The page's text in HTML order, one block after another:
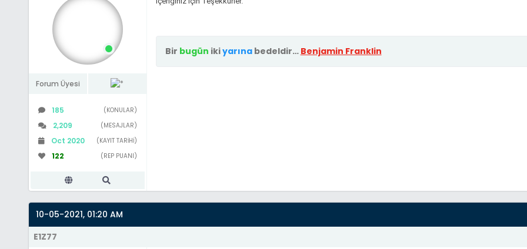
Forum Üyesi
185 (KONULAR)
2,209 (MESAJLAR)
Oct 2020 (KAYIT TARIHI)
122 (REP PUANI)
Bir bugün ikiyarınabedeldir… Benjamin Franklin
10-05-2021, 01:20 AM
E1Z77